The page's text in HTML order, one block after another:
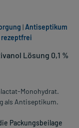
Lösung 0,1 %
Monohydrat.
als Antiseptikum.
Packungsbeilage
|Antiseptikum